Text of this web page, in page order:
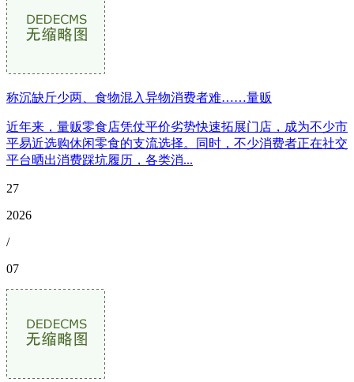
称沉缺斤少两、食物混入异物消费者难……量贩
近年来，量贩零食店凭仗平价劣势快速拓展门店，成为不少市
平易近选购休闲零食的支流选择。同时，不少消费者正在社交
平台晒出消费踩坑履历，各类消...
27
2026
/
07